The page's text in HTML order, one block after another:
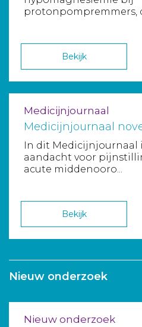
protonpompremmers,
Bekijk
Medicijnjournaal
Medicijnjournaal
In dit Medicijnjournaal
aandacht voor
acute middenooro...
Bekijk
Nieuw onderzoek
Nieuw onderzoek